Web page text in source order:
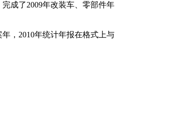
成了2009年改装车、零部件年
，2010年统计年报在格式上与